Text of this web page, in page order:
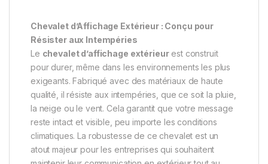
Chevalet d’Affichage Extérieur : Conçu pour
Résister aux Intempéries
Le chevalet d’affichage extérieurest construit
pour durer, même dans les environnements les plus
exigeants. Fabriqué avec des matériaux de haute
qualité, il résiste aux intempéries, que ce soit la pluie,
la neige ou le vent. Cela garantit que votre message
reste intact et visible, peu importe les conditions
climatiques. La robustesse de ce chevalet est un
atout majeur pour les entreprises qui souhaitent